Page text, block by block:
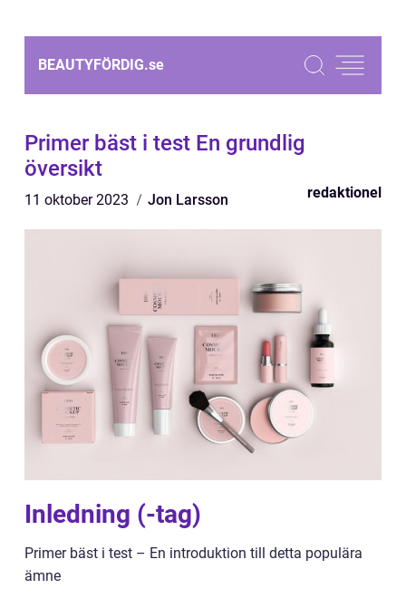
BEAUTYFÖRDIG.se
Primer bäst i test En grundlig
översikt
11 oktober 2023 Jon Larsson redaktionel
Inledning (-tag)
Primer bäst i test – En introduktion till detta populära
ämne